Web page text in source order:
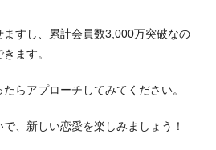
ますし、累計会員数3,000万突破なの
ます。
らアプローチしてみてください。
、新しい恋愛を楽しみましょう！